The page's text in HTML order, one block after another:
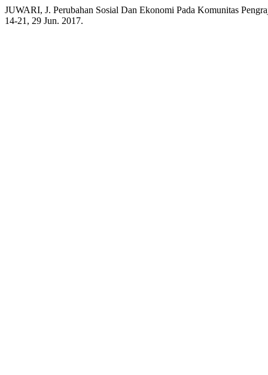
JUWARI, J. Perubahan Sosial Dan Ekonomi Pada Komunitas
14-21, 29 Jun. 2017.